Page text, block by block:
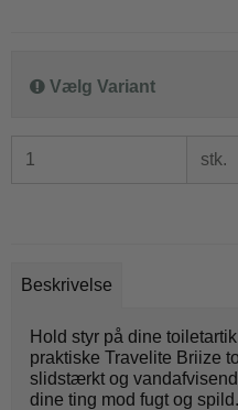
Vælg Variant
stk.
Beskrivelse
Hold styr på dine
praktiske Travelite Briize
slidstærkt og
dine ting mod fugt og spild.